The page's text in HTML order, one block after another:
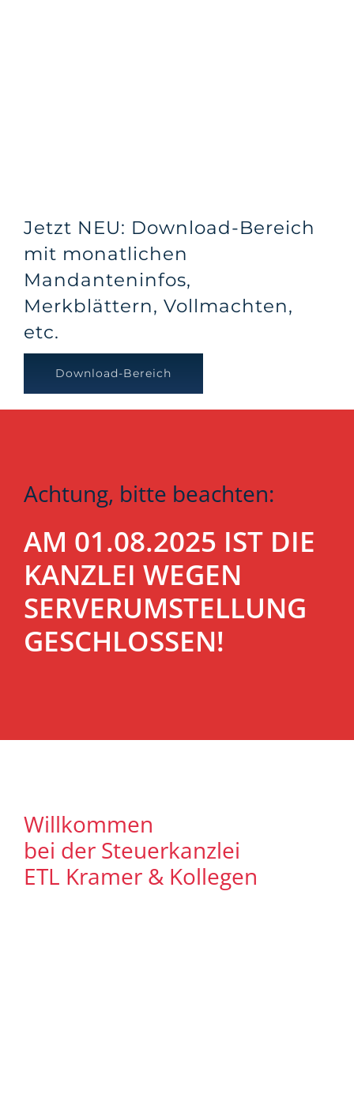
Jetzt NEU: Download-Bereich
mit monatlichen
Mandanteninfos,
Merkblättern, Vollmachten,
etc.
Download-Bereich
Achtung, bitte beachten:
AM 01.08.2025 IST DIE
KANZLEI WEGEN
SERVERUMSTELLUNG
GESCHLOSSEN!
Willkommen
bei der Steuerkanzlei
ETL Kramer & Kollegen